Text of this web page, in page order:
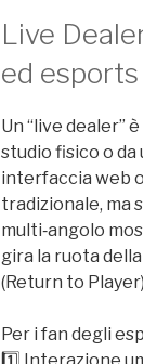
Live
ed
Un “live dealer”
studio fisico o
interfaccia web
tradizionale, ma
multi‑angolo
gira la ruota
(Return to
Per i fan degli